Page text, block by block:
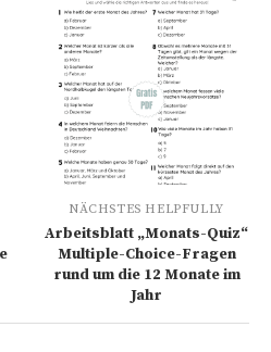
NÄCHSTES HELPFULLY
Arbeitsblatt „Monats-Quiz“
Multiple-Choice-Fragen
rund um die 12 Monate im
Jahr